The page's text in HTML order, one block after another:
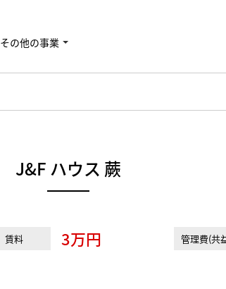
その他の事業
J&F ハウス 蕨
賃料 3万円 管理費(共